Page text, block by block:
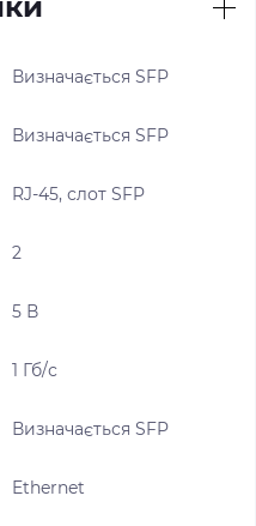
Визначається SFP
Визначається SFP
RJ-45, слот SFP
2
5 В
1 Гб/с
Визначається SFP
Ethernet